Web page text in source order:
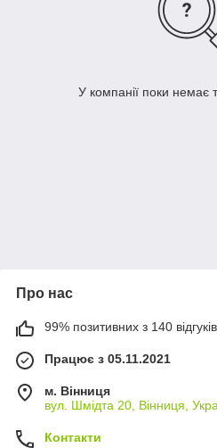
У компанії поки немає
Про нас
99% позитивних з 140
Працює з 05.11.2021
м. Вінниця
вул. Шмідта 20, Вінниця,
Контакти